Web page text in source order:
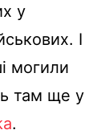
у
І
могили
там ще у
.